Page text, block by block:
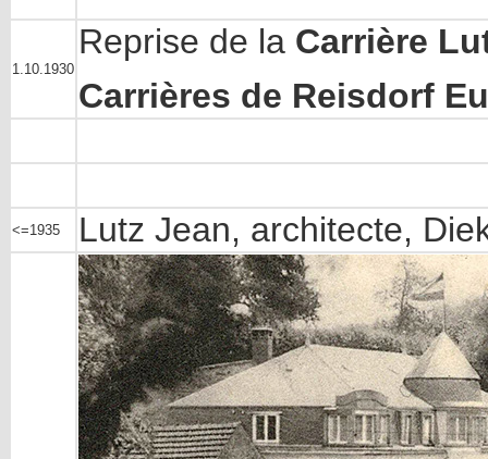
1.10.1930
Reprise de la Carrière
Carrières de Reisdorf
<=1935 Lutz Jean, architecte,